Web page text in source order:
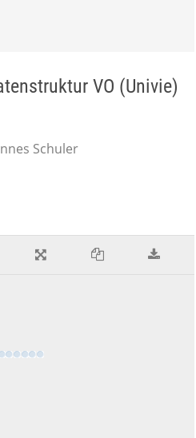
VO (Univie)
Schuler